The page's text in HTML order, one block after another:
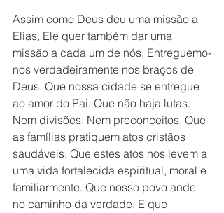
Assim como Deus deu uma missão a
Elias, Ele quer também dar uma
missão a cada um de nós. Entreguemo-
nos verdadeiramente nos braços de
Deus. Que nossa cidade se entregue
ao amor do Pai. Que não haja lutas.
Nem divisões. Nem preconceitos. Que
as famílias pratiquem atos cristãos
saudáveis. Que estes atos nos levem a
uma vida fortalecida espiritual, moral e
familiarmente. Que nosso povo ande
no caminho da verdade. E que